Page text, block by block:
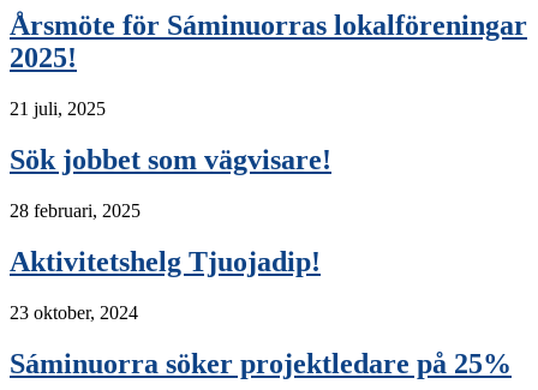
Årsmöte för Sáminuorras lokalföreningar
2025!
21 juli, 2025
Sök jobbet som vägvisare!
28 februari, 2025
Aktivitetshelg Tjuojadip!
23 oktober, 2024
Sáminuorra söker projektledare på 25%